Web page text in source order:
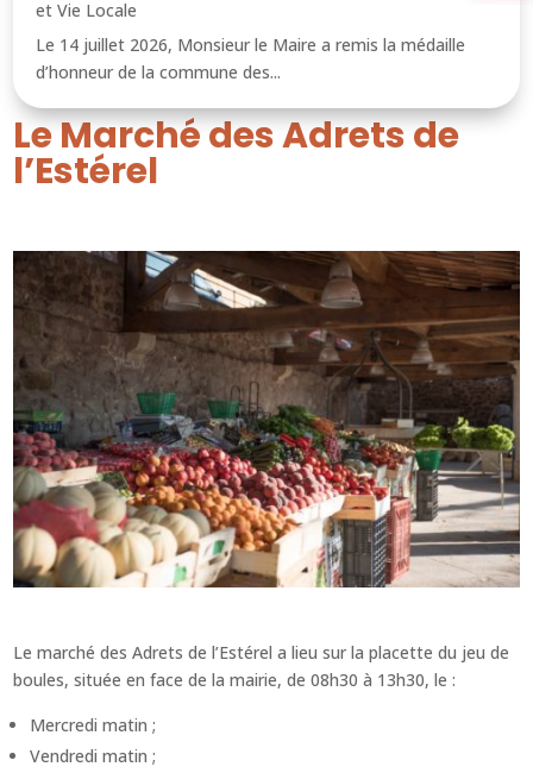
Le Marché des Adrets de
l’Estérel
Le marché des Adrets de l’Estérel a lieu sur la placette du jeu de
boules, située en face de la mairie, de 08h30 à 13h30, le :
Mercredi matin ;
Vendredi matin ;
et Vie Locale
Le 14 juillet 2026, Monsieur le Maire a remis la médaille
d’honneur de la commune des...